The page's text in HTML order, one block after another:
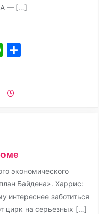
— […]
WhatsApp
экономического
Байдена». Харрис:
интереснее заботиться
цирк на серьезных […]